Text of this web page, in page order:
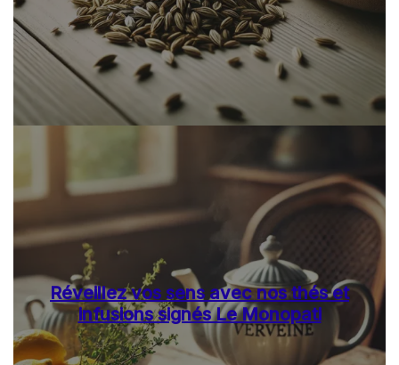
Réveillez vos sens avec nos thés et
infusions signés Le Monopati